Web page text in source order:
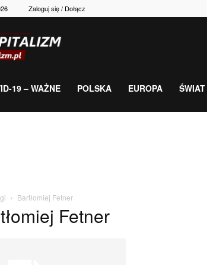
Zaloguj się / Dołącz
gospodarka,
19 – WAŻNE POLSKA EUROPA ŚWIAT
Bartłomiej Fetner
Fetner